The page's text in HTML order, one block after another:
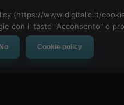
Automotive Tech-News
(https://www.digitalic.it/
con il tasto "Acconsento" o
No Cookie policy